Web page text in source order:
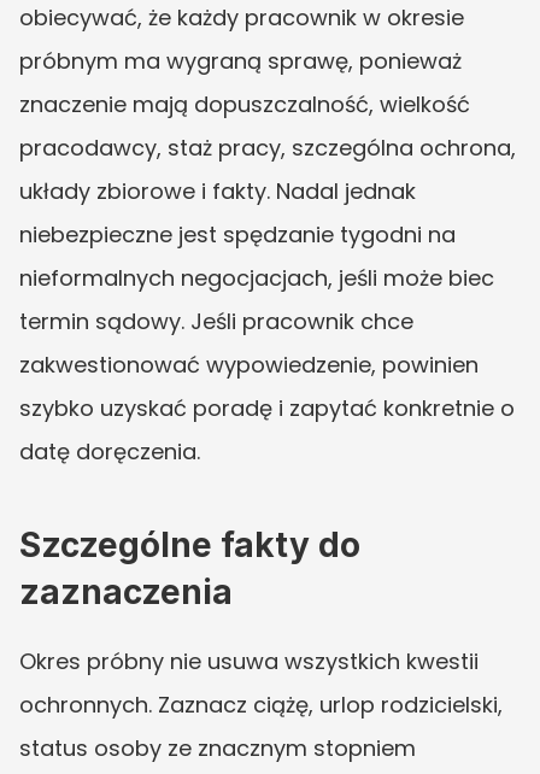
obiecywać, że każdy pracownik w okresie
próbnym ma wygraną sprawę, ponieważ
znaczenie mają dopuszczalność, wielkość
pracodawcy, staż pracy, szczególna ochrona,
układy zbiorowe i fakty. Nadal jednak
niebezpieczne jest spędzanie tygodni na
nieformalnych negocjacjach, jeśli może biec
termin sądowy. Jeśli pracownik chce
zakwestionować wypowiedzenie, powinien
szybko uzyskać poradę i zapytać konkretnie o
datę doręczenia.
Szczególne fakty do
zaznaczenia
Okres próbny nie usuwa wszystkich kwestii
ochronnych. Zaznacz ciążę, urlop rodzicielski,
status osoby ze znacznym stopniem